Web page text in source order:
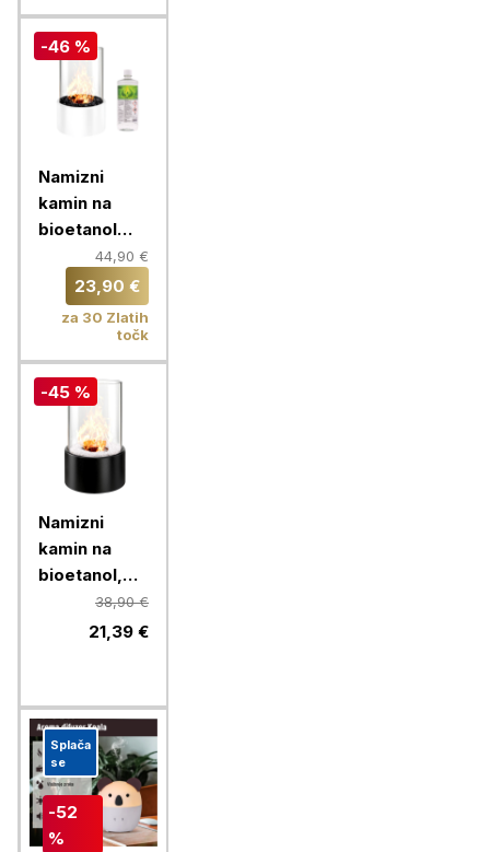
-46 %
Namizni
kamin na
bioetanol
Chameleon +
Bioetanol za
kamine 1L,
okrogel, bel
44,90 €
23,90 €
za 30 Zlatih
točk
-45 %
Namizni
kamin na
bioetanol,
Chameleon
LLW-TF002,
38,90 €
21,39 €
Splača
se
-52
%